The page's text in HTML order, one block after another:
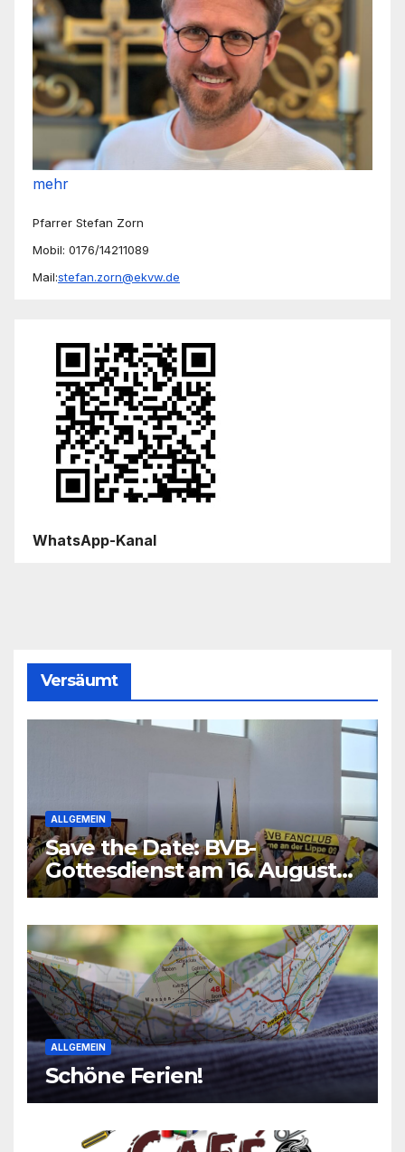
mehr
Pfarrer Stefan Zorn
Mobil: 0176/14211089
Mail:stefan.zorn@ekvw.de
WhatsApp-Kanal
Versäumt
ALLGEMEIN
Save the Date: BVB-
Gottesdienst am 16. August
2026
ALLGEMEIN
Schöne Ferien!